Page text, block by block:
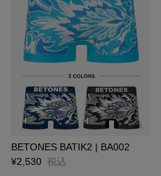
BETONES BATIK2 | BA002
¥2,530 税込